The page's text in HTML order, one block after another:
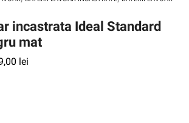
incastrata Ideal Standard
mat
lei